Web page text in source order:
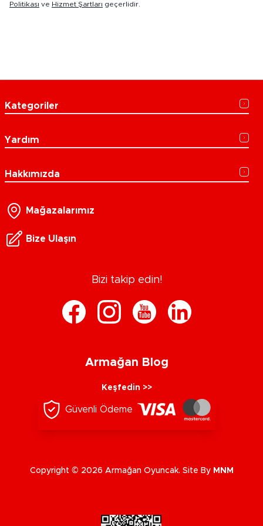
Politikası ve Hizmet Şartları geçerlidir.
Kategoriler
Yardım
Hakkımızda
Mağazalarımız
Bize Ulaşın
Bizi takip edin!
Armağan Blog
Keşfedin >>
Güvenli Ödeme
Copyright © 2026 Armağan Oyuncak. Site By MNM